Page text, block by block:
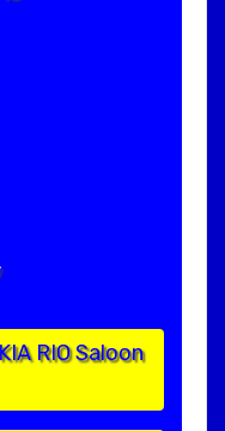
RIO Saloon